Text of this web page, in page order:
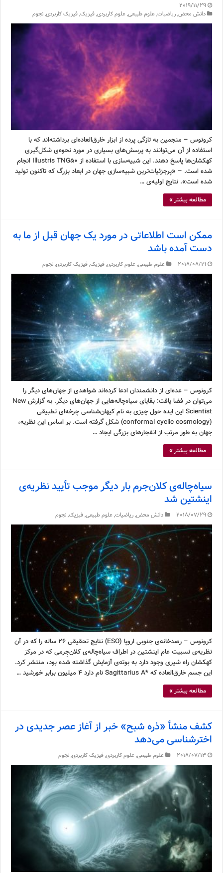
2019/11/29
دانش محض,ریاضیات,علوم طبیعی,علوم کاربردی,فیزیک,فیزیک کاربردی,نجوم
کرونوس – منجمین به تازگی پرده از ابزار خارق‌العاده‌ای برداشته‌اند که با
استفاده از آن می‌توانند به پرسش‌های بسیاری در مورد نحوه‌ی شکل‌گیری
کهکشان‌ها پاسخ دهند. این شبیه‌سازی با استفاده از Illustris TNG50 انجام
شده است. – «پرجزئیات‌ترین شبیه‌سازی جهان در ابعاد بزرگ که تاکنون تولید
شده است». نتایج اولیه‌ی …
مطالعه بیشتر »
ممکن است اطلاعاتی در مورد یک جهان قبل از ما به
دست آمده باشد
2018/08/19 علوم طبیعی,علوم کاربردی,فیزیک,فیزیک کاربردی,نجوم
کرونوس – عده‌ای از دانشمندان ادعا کرده‌اند شواهدی از جهان‌های دیگر را
می‌توان در فضا یافت: بقایای سیاه‌چاله‌هایی از جهان‌های دیگر. به گزارش New
Scientist این ایده حول چیزی به نام کیهان‌شناسی چرخه‌ای تطبیقی
(conformal cyclic cosmology) شکل گرفته است. بر اساس این نظریه،
جهان به طور مرتب از انفجارهای بزرگی ایجاد …
مطالعه بیشتر »
سیاه‌چاله‌ی کلان‌جرم بار دیگر موجب تأیید نظریه‌ی
اینشتین شد
2018/07/29 دانش محض,ریاضیات,علوم طبیعی,فیزیک,نجوم
کرونوس – رصدخانه‌ی جنوبی اروپا (ESO) نتایج تحقیقی ۲۶ ساله را که در آن
نظریه‌ی نسبیت عام اینشتین در اطراف سیاه‌چاله‌ی کلان‌جِرمی که در مرکز
کهکشان راه شیری وجود دارد به بوته‌ی آزمایش گذاشته شده بود، منتشر کرد.
این جسم خارق‌العاده که *Sagittarius A نام دارد ۴ میلیون برابر خورشید …
مطالعه بیشتر »
کشف منشأ «ذره شبح» خبر از آغاز عصر جدیدی در
اخترشناسی می‌دهد
2018/07/13 علوم طبیعی,علوم کاربردی,فیزیک کاربردی,نجوم